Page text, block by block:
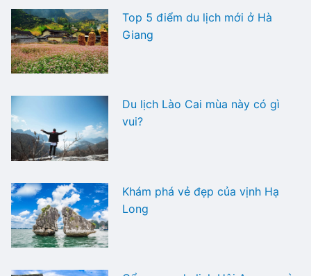
Top 5 điểm du lịch mới ở Hà
Giang
Du lịch Lào Cai mùa này có gì
vui?
Khám phá vẻ đẹp của vịnh Hạ
Long